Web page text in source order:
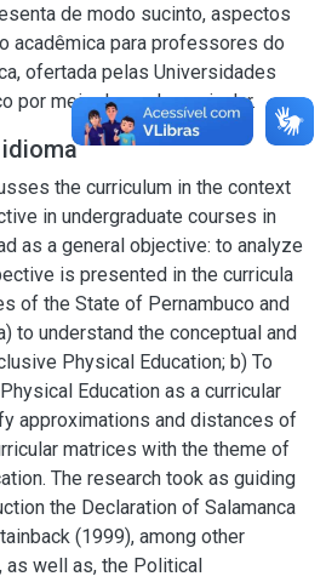
de modo sucinto, aspectos
acadêmica para professores do
ofertada pelas Universidades
por meio da grade curricular.
the curriculum in the context
in undergraduate courses in
as a general objective: to analyze
is presented in the curricula
of the State of Pernambuco and
to understand the conceptual and
Physical Education; b) To
Education as a curricular
approximations and distances of
matrices with the theme of
The research took as guiding
the Declaration of Salamanca
(1999), among other
as well as, the Political